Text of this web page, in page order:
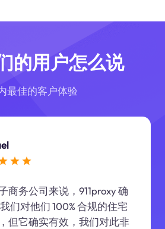
的用户怎么说
最佳的客户体验
商务公司来说，911proxy 确
们对他们 100% 合规的住宅
但它确实有效，我们对此非